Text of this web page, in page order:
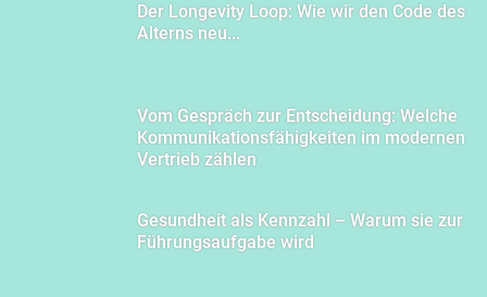
Der Longevity Loop: Wie wir den Code des
Alterns neu...
Vom Gespräch zur Entscheidung: Welche
Kommunikationsfähigkeiten im modernen
Vertrieb zählen
Gesundheit als Kennzahl – Warum sie zur
Führungsaufgabe wird